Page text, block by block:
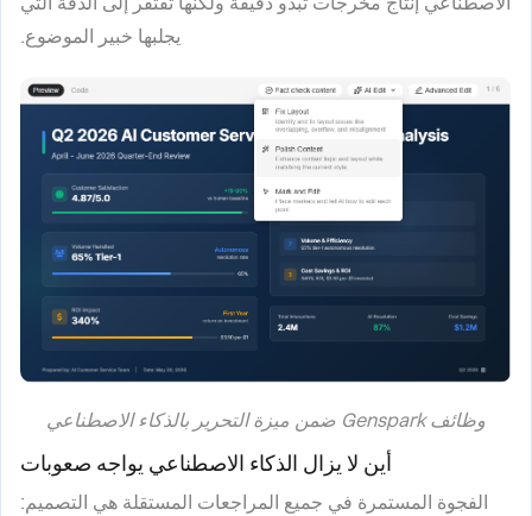
يجلبها خبير الموضوع.
وظائف Genspark ضمن ميزة التحرير بالذكاء الاصطناعي
أين لا يزال الذكاء الاصطناعي يواجه صعوبات
الفجوة المستمرة في جميع المراجعات المستقلة هي التصميم: